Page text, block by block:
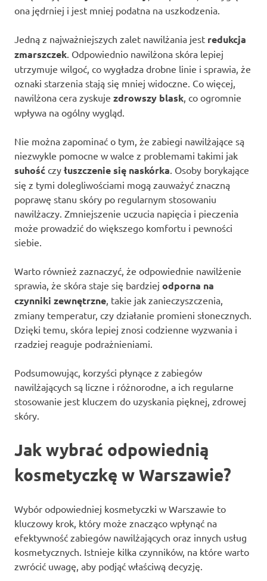
ona jędrniej i jest mniej podatna na uszkodzenia.
Jedną z najważniejszych zalet nawilżania jest redukcja
zmarszczek. Odpowiednio nawilżona skóra lepiej
utrzymuje wilgoć, co wygładza drobne linie i sprawia, że
oznaki starzenia stają się mniej widoczne. Co więcej,
nawilżona cera zyskuje zdrowszy blask, co ogromnie
wpływa na ogólny wygląd.
Nie można zapominać o tym, że zabiegi nawilżające są
niezwykle pomocne w walce z problemami takimi jak
suhość czy łuszczenie się naskórka. Osoby borykające
się z tymi dolegliwościami mogą zauważyć znaczną
poprawę stanu skóry po regularnym stosowaniu
nawilżaczy. Zmniejszenie uczucia napięcia i pieczenia
może prowadzić do większego komfortu i pewności
siebie.
Warto również zaznaczyć, że odpowiednie nawilżenie
sprawia, że skóra staje się bardziej odporna na
czynniki zewnętrzne, takie jak zanieczyszczenia,
zmiany temperatur, czy działanie promieni słonecznych.
Dzięki temu, skóra lepiej znosi codzienne wyzwania i
rzadziej reaguje podrażnieniami.
Podsumowując, korzyści płynące z zabiegów
nawilżających są liczne i różnorodne, a ich regularne
stosowanie jest kluczem do uzyskania pięknej, zdrowej
skóry.
Jak wybrać odpowiednią
kosmetyczkę w Warszawie?
Wybór odpowiedniej kosmetyczki w Warszawie to
kluczowy krok, który może znacząco wpłynąć na
efektywność zabiegów nawilżających oraz innych usług
kosmetycznych. Istnieje kilka czynników, na które warto
zwrócić uwagę, aby podjąć właściwą decyzję.